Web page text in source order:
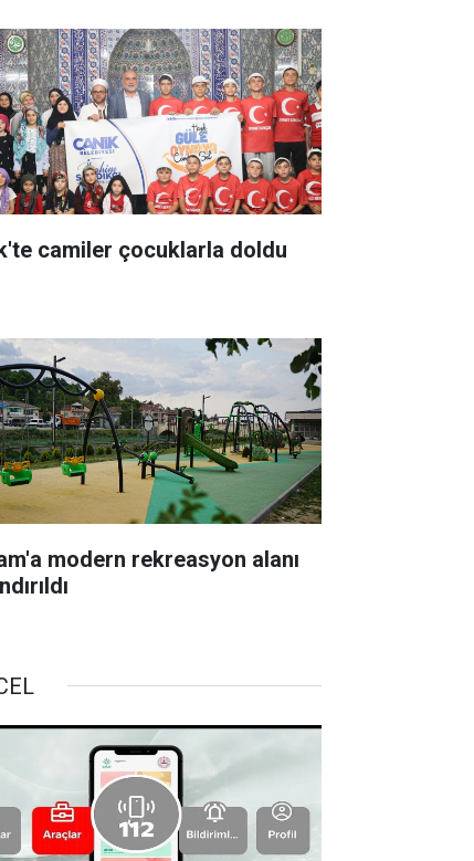
camiler çocuklarla doldu
modern rekreasyon alanı